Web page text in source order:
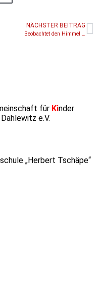
NÄCHSTER BEITRAG
Beobachtet den Himmel …
für Kinder
e.V.
„Herbert Tschäpe“